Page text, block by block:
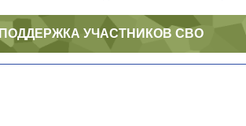
ПОДДЕРЖКА УЧАСТНИКОВ СВО